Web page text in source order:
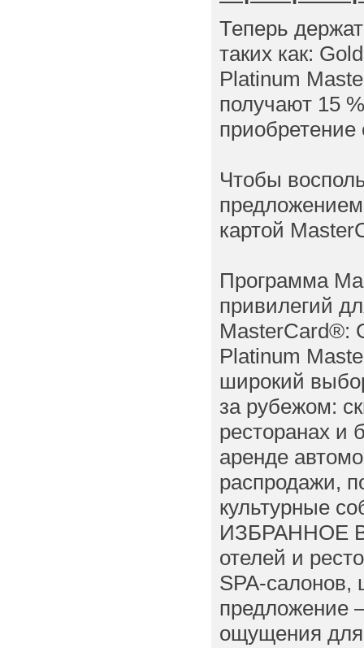
Теперь
таких как:
Platinum
получают 15
Чтобы
картой
Программа
привилегий
MasterCard®:
Platinum
широкий
за рубежом:
ресторанах и
аренде
распродажи,
культурные
ИЗБРАННОЕ
отелей и
SPA-салонов,
предложение
ощущения